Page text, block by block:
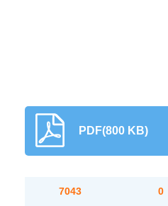
PDF(800 KB)
7043 0